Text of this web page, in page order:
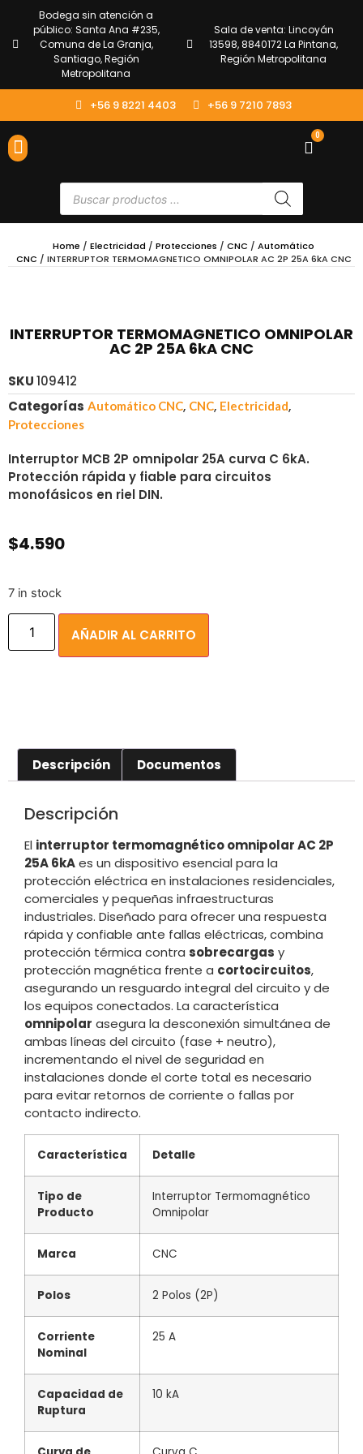
Bodega sin atención a
público: Santa Ana #235,
Comuna de La Granja,
Santiago, Región
Metropolitana
Sala de venta: Lincoyán
13598, 8840172 La Pintana,
Región Metropolitana
+56 9 8221 4403 +56 9 7210 7893
0
Home / Electricidad / Protecciones / CNC / Automático
CNC / INTERRUPTOR TERMOMAGNETICO OMNIPOLAR AC 2P 25A 6kA CNC
INTERRUPTOR TERMOMAGNETICO OMNIPOLAR
AC 2P 25A 6kA CNC
SKU109412
Categorías Automático CNC, CNC, Electricidad,
Protecciones
Interruptor MCB 2P omnipolar 25A curva C 6kA.
Protección rápida y fiable para circuitos
monofásicos en riel DIN.
$4.590
7 in stock
AÑADIR AL CARRITO
Descripción Documentos
Descripción
El interruptor termomagnético omnipolar AC 2P
25A 6kAes un dispositivo esencial para la
protección eléctrica en instalaciones residenciales,
comerciales y pequeñas infraestructuras
industriales. Diseñado para ofrecer una respuesta
rápida y confiable ante fallas eléctricas, combina
protección térmica contra sobrecargas y
protección magnética frente a cortocircuitos,
asegurando un resguardo integral del circuito y de
los equipos conectados. La característica
omnipolar asegura la desconexión simultánea de
ambas líneas del circuito (fase + neutro),
incrementando el nivel de seguridad en
instalaciones donde el corte total es necesario
para evitar retornos de corriente o fallas por
contacto indirecto.
Característica Detalle
Tipo de
Producto
Interruptor Termomagnético
Omnipolar
Marca CNC
Polos 2 Polos (2P)
Corriente
Nominal
25 A
Capacidad de
Ruptura
10 kA